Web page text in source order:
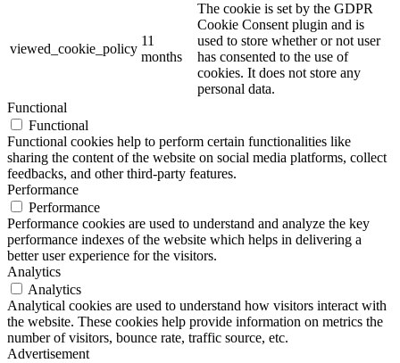
viewed_cookie_policy
11
months
The cookie is set by the GDPR
Cookie Consent plugin and is
used to store whether or not user
has consented to the use of
cookies. It does not store any
personal data.
Functional
Functional
Functional cookies help to perform certain functionalities like
sharing the content of the website on social media platforms, collect
feedbacks, and other third-party features.
Performance
Performance
Performance cookies are used to understand and analyze the key
performance indexes of the website which helps in delivering a
better user experience for the visitors.
Analytics
Analytics
Analytical cookies are used to understand how visitors interact with
the website. These cookies help provide information on metrics the
number of visitors, bounce rate, traffic source, etc.
Advertisement